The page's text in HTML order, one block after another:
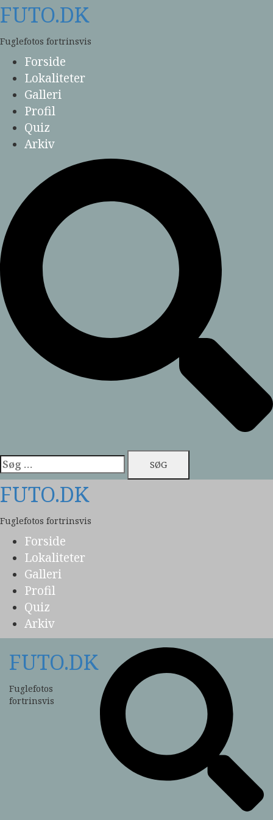
Skip
to
content
FUTO.DK
Fuglefotos fortrinsvis
Forside
Lokaliteter
Galleri
Profil
Quiz
Arkiv
Søg
efter:
FUTO.DK
Fuglefotos fortrinsvis
Forside
Lokaliteter
Galleri
Profil
Quiz
Arkiv
FUTO.DK
Fuglefotos
fortrinsvis